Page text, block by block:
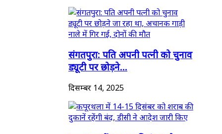
संगतपुरा: पति अपनी पत्नी को चुनाव
ड्यूटी पर छोड़ने...
दिसम्बर 14, 2025